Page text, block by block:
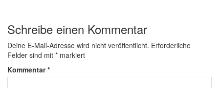
Schreibe einen Kommentar
Deine E-Mail-Adresse wird nicht veröffentlicht. Erforderliche
Felder sind mit * markiert
Kommentar*